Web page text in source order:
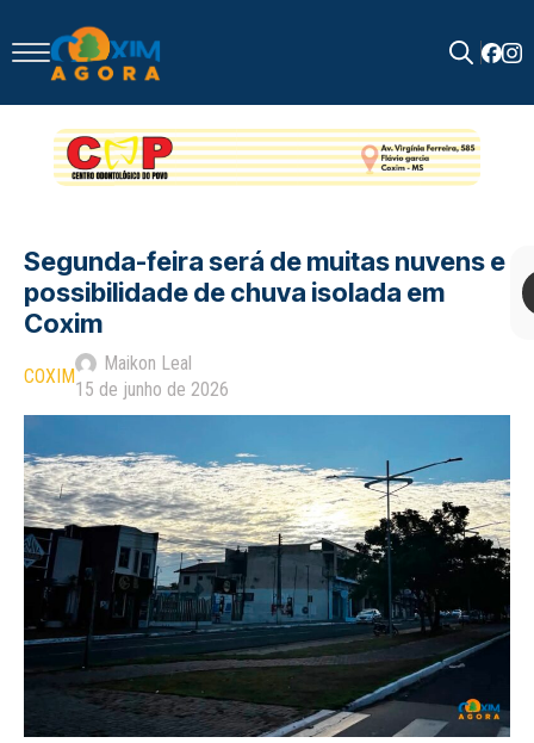
for:
Segunda-feira será de muitas nuvens e
possibilidade de chuva isolada em
Coxim
COXIM
Maikon Leal
15 de junho de 2026